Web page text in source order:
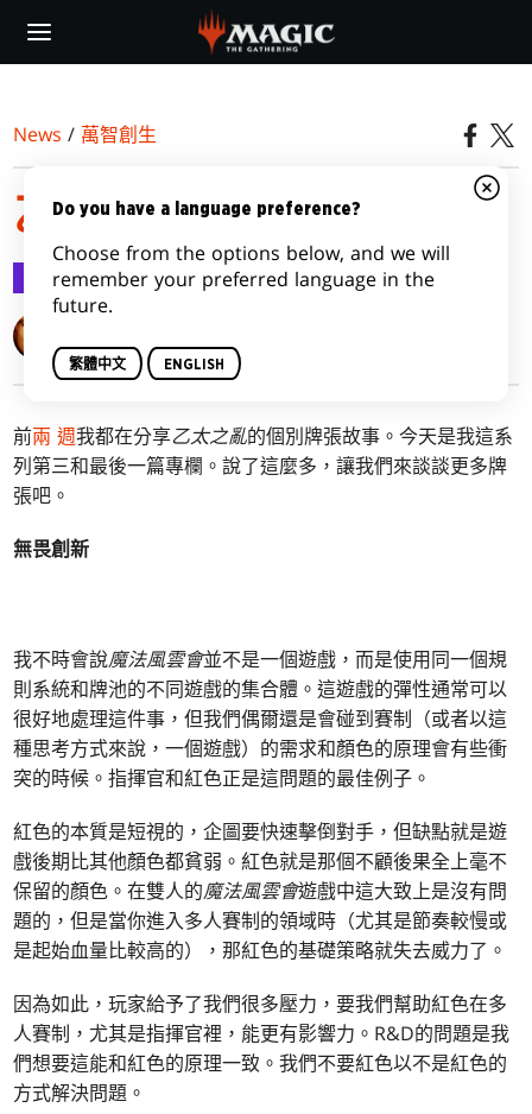
main
News / 萬智創生
乙太之路，第三部
萬智創生 2017-01-31
前兩 週我都在分享乙太之亂的個別牌張故事。今天是我這系
列第三和最後一篇專欄。說了這麼多，讓我們來談談更多牌
張吧。
無畏創新
我不時會說魔法風雲會並不是一個遊戲，而是使用同一個規
則系統和牌池的不同遊戲的集合體。這遊戲的彈性通常可以
很好地處理這件事，但我們偶爾還是會碰到賽制（或者以這
種思考方式來說，一個遊戲）的需求和顏色的原理會有些衝
突的時候。指揮官和紅色正是這問題的最佳例子。
紅色的本質是短視的，企圖要快速擊倒對手，但缺點就是遊
戲後期比其他顏色都貧弱。紅色就是那個不顧後果全上毫不
保留的顏色。在雙人的魔法風雲會遊戲中這大致上是沒有問
題的，但是當你進入多人賽制的領域時（尤其是節奏較慢或
是起始血量比較高的），那紅色的基礎策略就失去威力了。
因為如此，玩家給予了我們很多壓力，要我們幫助紅色在多
人賽制，尤其是指揮官裡，能更有影響力。R&D的問題是我
們想要這能和紅色的原理一致。我們不要紅色以不是紅色的
方式解決問題。
Do you have a language preference?
Choose from the options below, and we will
remember your preferred language in the
future.
繁體中文 ENGLISH